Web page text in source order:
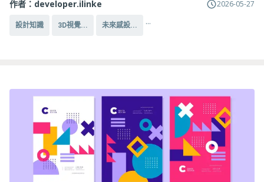
作者： developer.ilinke 2026-05-27
設計知識 3D視覺... 未來感設... ...